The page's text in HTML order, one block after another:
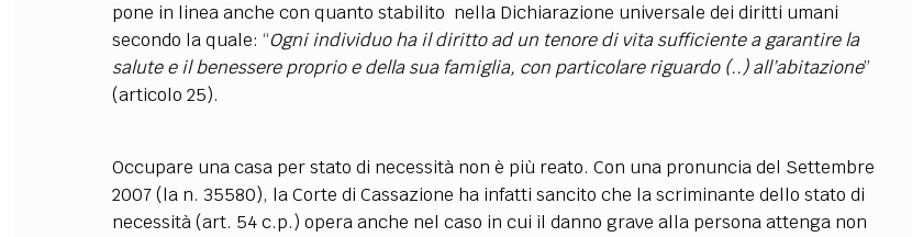
pone in linea anche con quanto stabilito nella Dichiarazione universale dei diritti umani
secondo la quale: “Ogni individuo ha il diritto ad un tenore di vita sufficiente a garantire la
salute e il benessere proprio e della sua famiglia, con particolare riguardo (..) all’abitazione”
(articolo 25).
Occupare una casa per stato di necessità non è più reato. Con una pronuncia del Settembre
2007 (la n. 35580), la Corte di Cassazione ha infatti sancito che la scriminante dello stato di
necessità (art. 54 c.p.) opera anche nel caso in cui il danno grave alla persona attenga non